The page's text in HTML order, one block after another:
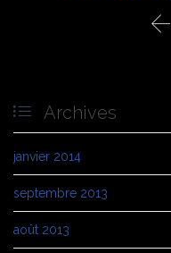

 Archives
janvier 2014
septembre 2013
août 2013